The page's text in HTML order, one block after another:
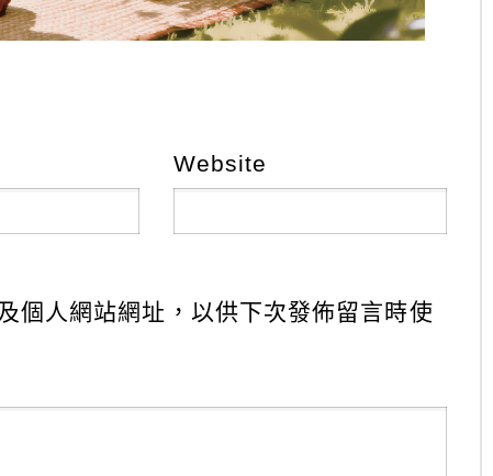
Website
個人網站網址，以供下次發佈留言時使